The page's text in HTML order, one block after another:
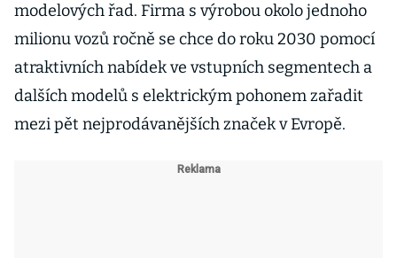
modelových řad. Firma s výrobou okolo jednoho
milionu vozů ročně se chce do roku 2030 pomocí
atraktivních nabídek ve vstupních segmentech a
dalších modelů s elektrickým pohonem zařadit
mezi pět nejprodávanějších značek v Evropě.